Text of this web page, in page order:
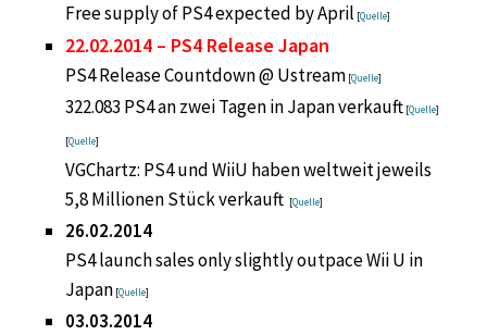
Free supply of PS4 expected by April [Quelle]
22.02.2014 – PS4 Release Japan
PS4 Release Countdown @ Ustream [Quelle]
322.083 PS4 an zwei Tagen in Japan verkauft [Quelle]
[Quelle]
VGChartz: PS4 und WiiU haben weltweit jeweils
5,8 Millionen Stück verkauft [Quelle]
26.02.2014
PS4 launch sales only slightly outpace Wii U in
Japan [Quelle]
03.03.2014